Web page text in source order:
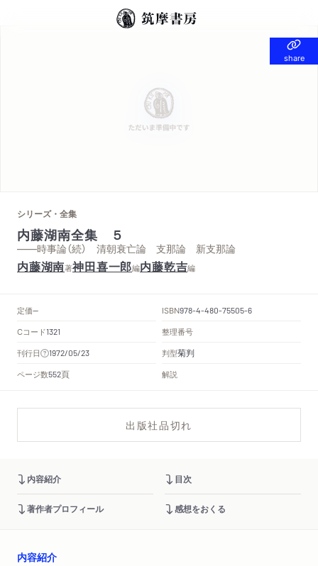
share
share
シリーズ・全集
内藤湖南全集 ５
——時事論（続） 清朝衰亡論 支那論 新支那論
内藤湖南著神田喜一郎編内藤乾吉編
定価-- ISBN978-4-480-75505-6
Cコード1321
整理番号
刊行日
1972/05/23 判型菊判
ページ数552頁 解説
出版社品切れ
内容紹介 目次
著作者プロフィール 感想をおくる
内容紹介